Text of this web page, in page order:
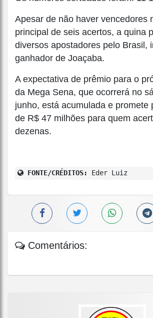
Apesar de não haver vencedores
principal de seis acertos, a quina
diversos apostadores pelo Brasil,
ganhador de Joaçaba.
A expectativa de prêmio para o
da Mega Sena, que ocorrerá no
junho, está acumulada e promete
de R$ 47 milhões para quem
dezenas.
FONTE/CRÉDITOS: Eder Luiz
Comentários: